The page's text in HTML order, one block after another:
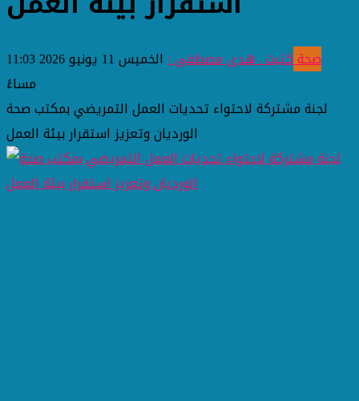
صحةكتبت ـ هدى مصطفى :
الخميس 11 يونيو 2026 11:03
مساءً
لجنة مشتركة لاحتواء تحديات العمل التمريضي بمكتب صحة
الورديان وتعزيز استقرار بيئة العمل